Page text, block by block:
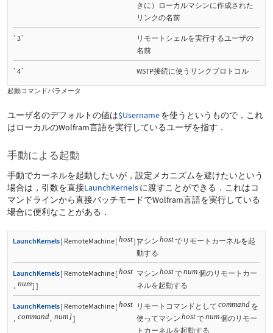
きに）ローカルマシンに作成された
リンクの名前
`3`
リモートシェルを実行するユーザの
名前
`4` WSTP接続に使うリンクプロトコル
起動コマンドパラメータ
ユーザ名のデフォルトの値は$Usernameを使うというもので，これ
はローカルのWolfram言語を実行しているユーザを指す．
手動による起動
手動でカーネルを起動したいが，設定メカニズムを避けたいという
場合は，引数を直接LaunchKernelsに渡すことができる．これはコ
マンドラインから直接バッチモードでWolfram言語を実行している
場合に便利なことがある．
LaunchKernels[ RemoteMachine[host] ]マシン hostでリモートカーネルを起
動する
LaunchKernels[ RemoteMachine[host
num] ]
マシン hostでnum個のリモートカー
ネルを起動する
LaunchKernels[ RemoteMachine[host
command num]]
リモートコマンドとして commandを
使ってマシン hostでnum個のリモー
トカーネルを起動する